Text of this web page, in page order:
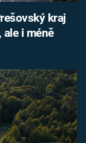
kraj
i méně